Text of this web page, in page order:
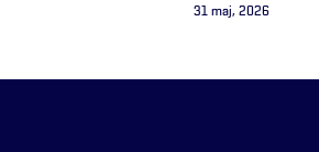
31 maj, 2026